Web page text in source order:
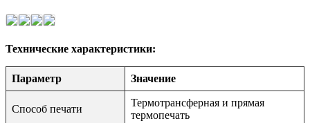
Технические характеристики:
Параметр Значение
Способ печати
Термотрансферная и прямая
термопечать